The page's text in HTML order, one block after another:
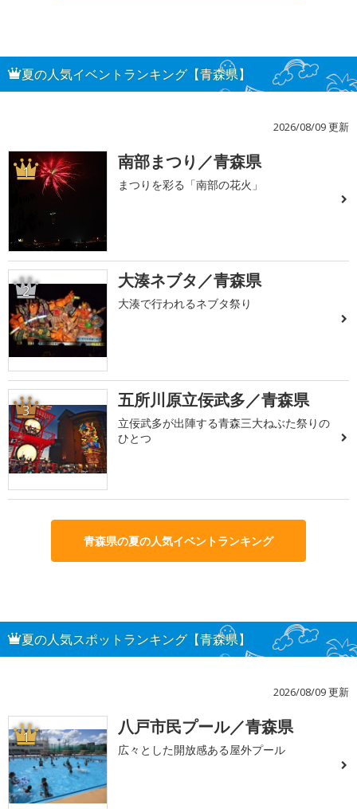
夏の人気イベントランキング【青森県】
2026/08/09 更新
1 南部まつり／青森県
まつりを彩る「南部の花火」
2 大湊ネブタ／青森県
大湊で行われるネブタ祭り
3 五所川原立佞武多／青森県
立佞武多が出陣する青森三大ねぶた祭りの
ひとつ
青森県の夏の人気イベントランキング
夏の人気スポットランキング【青森県】
2026/08/09 更新
1 八戸市民プール／青森県
広々とした開放感ある屋外プール